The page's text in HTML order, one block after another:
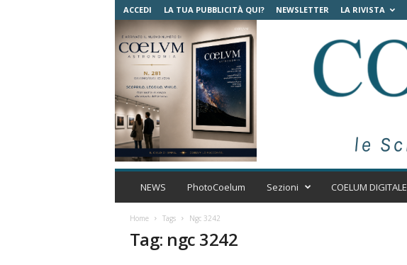
ACCEDI LA TUA PUBBLICITÀ QUI? NEWSLETTER LA RIVISTA
C
NEWS PhotoCoelum Sezioni COELUM DIGITALE
Home Tags Ngc 3242
Tag: ngc 3242